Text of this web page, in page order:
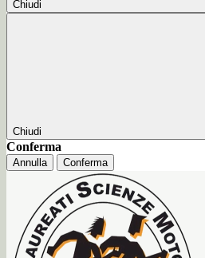
Chiudi
Chiudi
Conferma
Annulla Conferma